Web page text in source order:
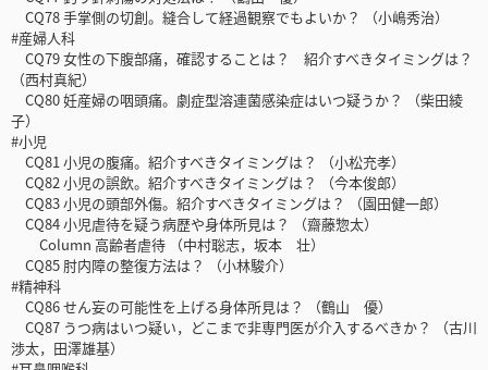
CQ78 手掌側の切創。縫合して経過観察でもよいか？ （小嶋秀治）
#産婦人科
CQ79 女性の下腹部痛，確認することは？ 紹介すべきタイミングは？
（西村真紀）
CQ80 妊産婦の咽頭痛。劇症型溶連菌感染症はいつ疑うか？ （柴田綾
子）
#小児
CQ81 小児の腹痛。紹介すべきタイミングは？ （小松充孝）
CQ82 小児の誤飲。紹介すべきタイミングは？ （今本俊郎）
CQ83 小児の頭部外傷。紹介すべきタイミングは？ （園田健一郎）
CQ84 小児虐待を疑う病歴や身体所見は？ （齋藤惣太）
Column 高齢者虐待 （中村聡志，坂本 壮）
CQ85 肘内障の整復方法は？ （小林駿介）
#精神科
CQ86 せん妄の可能性を上げる身体所見は？ （鶴山 優）
CQ87 うつ病はいつ疑い，どこまで非専門医が介入するべきか？ （古川
渉太，田澤雄基）